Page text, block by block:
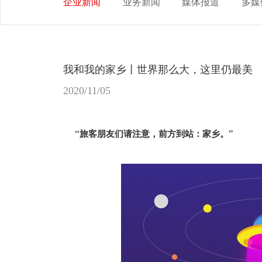
我和我的家乡丨世界那么大，这里仍最美
2020/11/05
“旅客朋友们请注意，前方到站：家乡。”